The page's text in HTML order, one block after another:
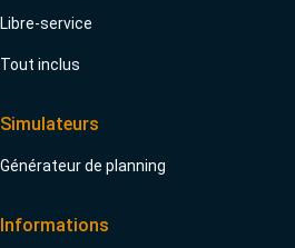
Libre-service
Tout inclus
Simulateurs
Générateur de planning
Informations